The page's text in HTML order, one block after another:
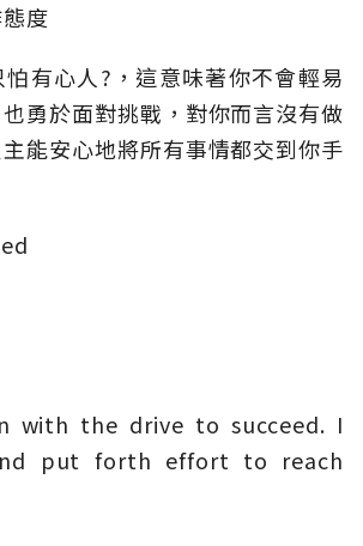
度
有心人?，這意味著你不會輕易
勇於面對挑戰，對你而言沒有做
能安心地將所有事情都交到你手
with the drive to succeed. I
put forth effort to reach